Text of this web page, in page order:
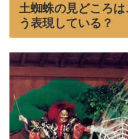
土蜘蛛の見どころ
う表現している？